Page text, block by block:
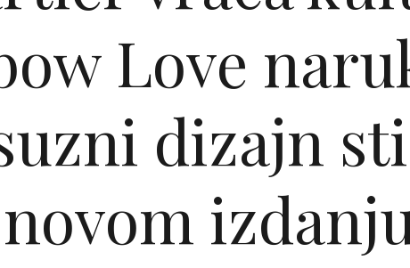
Love
dizajn
novom